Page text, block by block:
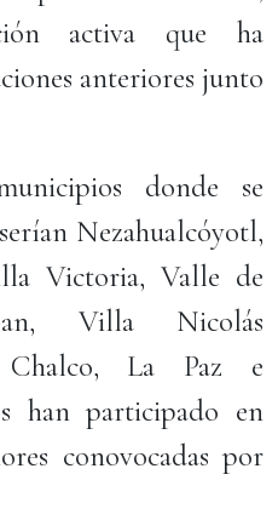
activa que ha
anteriores junto
donde se
Nezahualcóyotl,
Victoria, Valle de
Villa Nicolás
Chalco, La Paz e
han participado en
conovocadas por